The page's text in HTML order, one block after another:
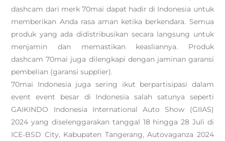
dashcam dari merk 70mai dapat hadir di Indonesia untuk
memberikan Anda rasa aman ketika berkendara. Semua
produk yang ada didistribusikan secara langsung untuk
menjamin dan memastikan keasliannya. Produk
dashcam 70mai juga dilengkapi dengan jaminan garansi
pembelian (garansi supplier).
70mai Indonesia juga sering ikut berpartisipasi dalam
event event besar di Indonesia salah satunya seperti
GAIKINDO Indonesia International Auto Show (GIIAS)
2024 yang diselenggarakan tanggal 18 hingga 28 Juli di
ICE-BSD City, Kabupaten Tangerang, Autovaganza 2024